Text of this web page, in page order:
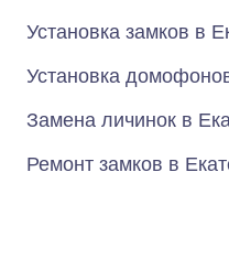
Установка замков в
Установка
Замена личинок в
Ремонт замков в